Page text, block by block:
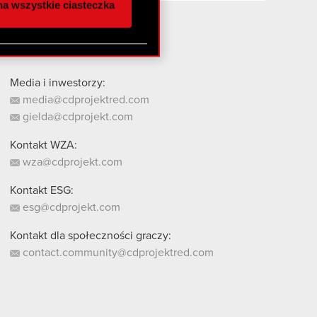
innymi danymi
z naszej witryny,
wszystkie ciasteczka
Media i inwestorzy:
media@cdprojektred.com
gielda@cdprojekt.com
Kontakt WZA:
wza@cdprojekt.com
Kontakt ESG:
esg@cdprojekt.com
Kontakt dla społeczności graczy:
contact.community@cdprojektred.com